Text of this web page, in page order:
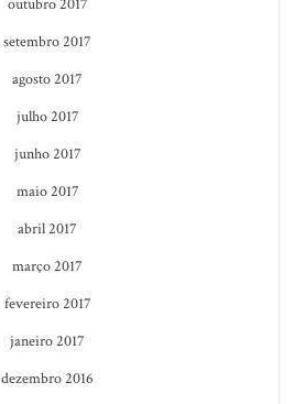
outubro 2017
setembro 2017
agosto 2017
julho 2017
junho 2017
maio 2017
abril 2017
março 2017
fevereiro 2017
janeiro 2017
dezembro 2016